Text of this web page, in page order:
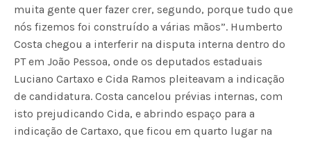
muita gente quer fazer crer, segundo, porque tudo que
nós fizemos foi construído a várias mãos”. Humberto
Costa chegou a interferir na disputa interna dentro do
PT em João Pessoa, onde os deputados estaduais
Luciano Cartaxo e Cida Ramos pleiteavam a indicação
de candidatura. Costa cancelou prévias internas, com
isto prejudicando Cida, e abrindo espaço para a
indicação de Cartaxo, que ficou em quarto lugar na